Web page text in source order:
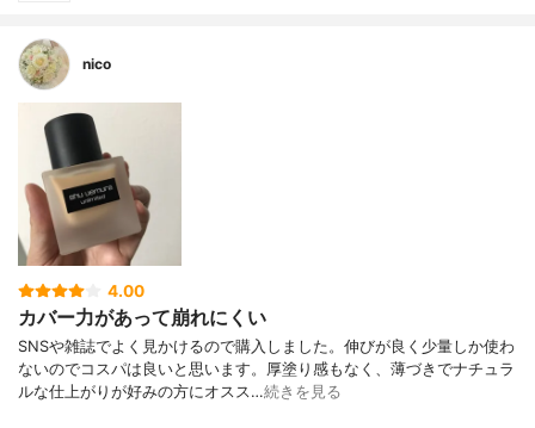
nico
4.00
カバー力があって崩れにくい
SNSや雑誌でよく見かけるので購入しました。伸びが良く少量しか使わ
ないのでコスパは良いと思います。厚塗り感もなく、薄づきでナチュラ
ルな仕上がりが好みの方にオスス…続きを見る